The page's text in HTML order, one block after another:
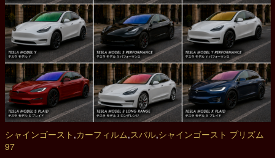
シャインゴースト ,カーフィルム,スバル,シャインゴースト プリズム
97